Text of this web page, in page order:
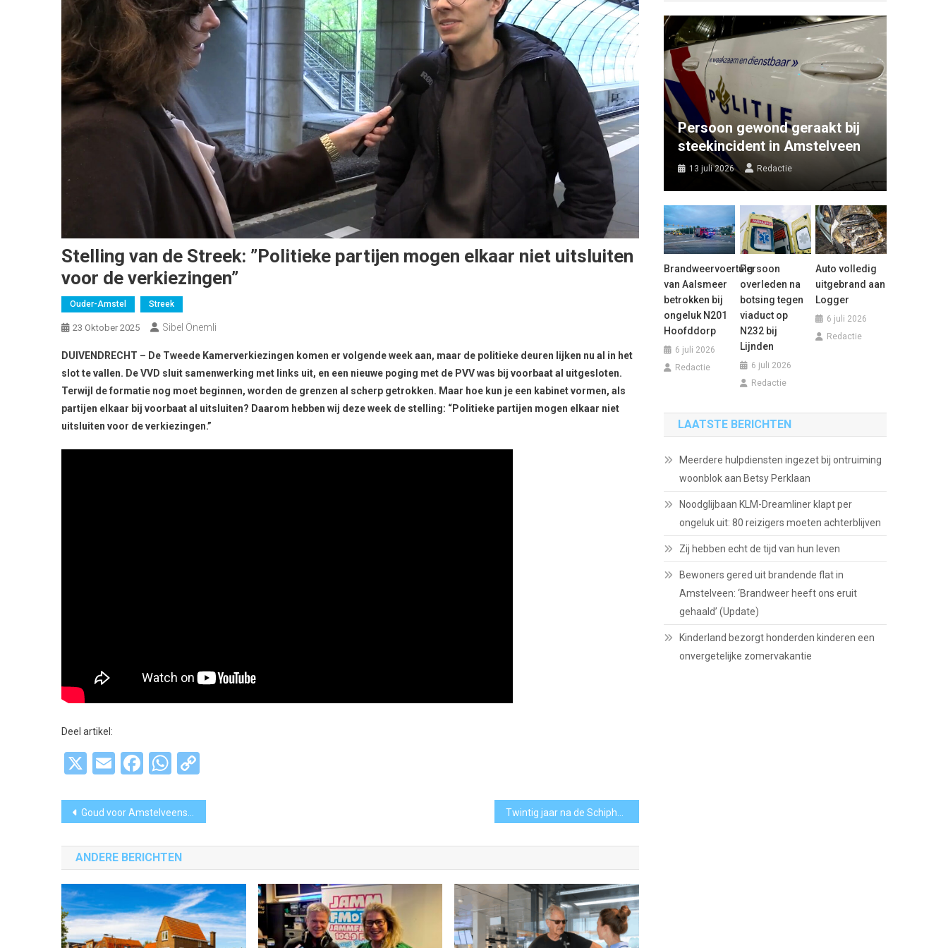
Stelling van de Streek: ”Politieke partijen mogen elkaar niet uitsluiten
voor de verkiezingen”
Ouder-Amstel Streek
23 Oktober 2025 Sibel Önemli
DUIVENDRECHT – De Tweede Kamerverkiezingen komen er volgende week aan, maar de politieke deuren lijken nu al in het
slot te vallen. De VVD sluit samenwerking met links uit, en een nieuwe poging met de PVV was bij voorbaat al uitgesloten.
Terwijl de formatie nog moet beginnen, worden de grenzen al scherp getrokken. Maar hoe kun je een kabinet vormen, als
partijen elkaar bij voorbaat al uitsluiten? Daarom hebben wij deze week de stelling: “Politieke partijen mogen elkaar niet
uitsluiten voor de verkiezingen.”
Deel artikel:
X EmailFacebook
WhatsApp
Bericht
navigatie
Goud voor Amstelveense parawielrenner Daniël Abraham Gebru op WK Baanwielrennen
ANDERE BERICHTEN
Persoon gewond geraakt bij
steekincident in Amstelveen
13 juli 2026 Redactie
Brandweervoertuig
van Aalsmeer
betrokken bij
ongeluk N201
Hoofddorp
6 juli 2026
Redactie
Persoon
overleden na
botsing tegen
viaduct op
N232 bij
Lijnden
6 juli 2026
Redactie
Auto volledig
uitgebrand aan
Logger
6 juli 2026
Redactie
LAATSTE BERICHTEN
Meerdere hulpdiensten ingezet bij ontruiming
woonblok aan Betsy Perklaan
Noodglijbaan KLM-Dreamliner klapt per
ongeluk uit: 80 reizigers moeten achterblijven
Zij hebben echt de tijd van hun leven
Bewoners gered uit brandende flat in
Amstelveen: ‘Brandweer heeft ons eruit
gehaald’ (Update)
Kinderland bezorgt honderden kinderen een
onvergetelijke zomervakantie